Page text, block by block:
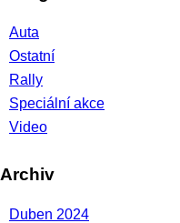
Auta
Ostatní
Rally
Speciální akce
Video
Archiv
Duben 2024